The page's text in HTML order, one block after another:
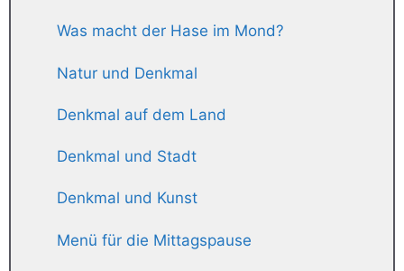
Was macht der Hase im Mond?
Natur und Denkmal
Denkmal auf dem Land
Denkmal und Stadt
Denkmal und Kunst
Menü für die Mittagspause